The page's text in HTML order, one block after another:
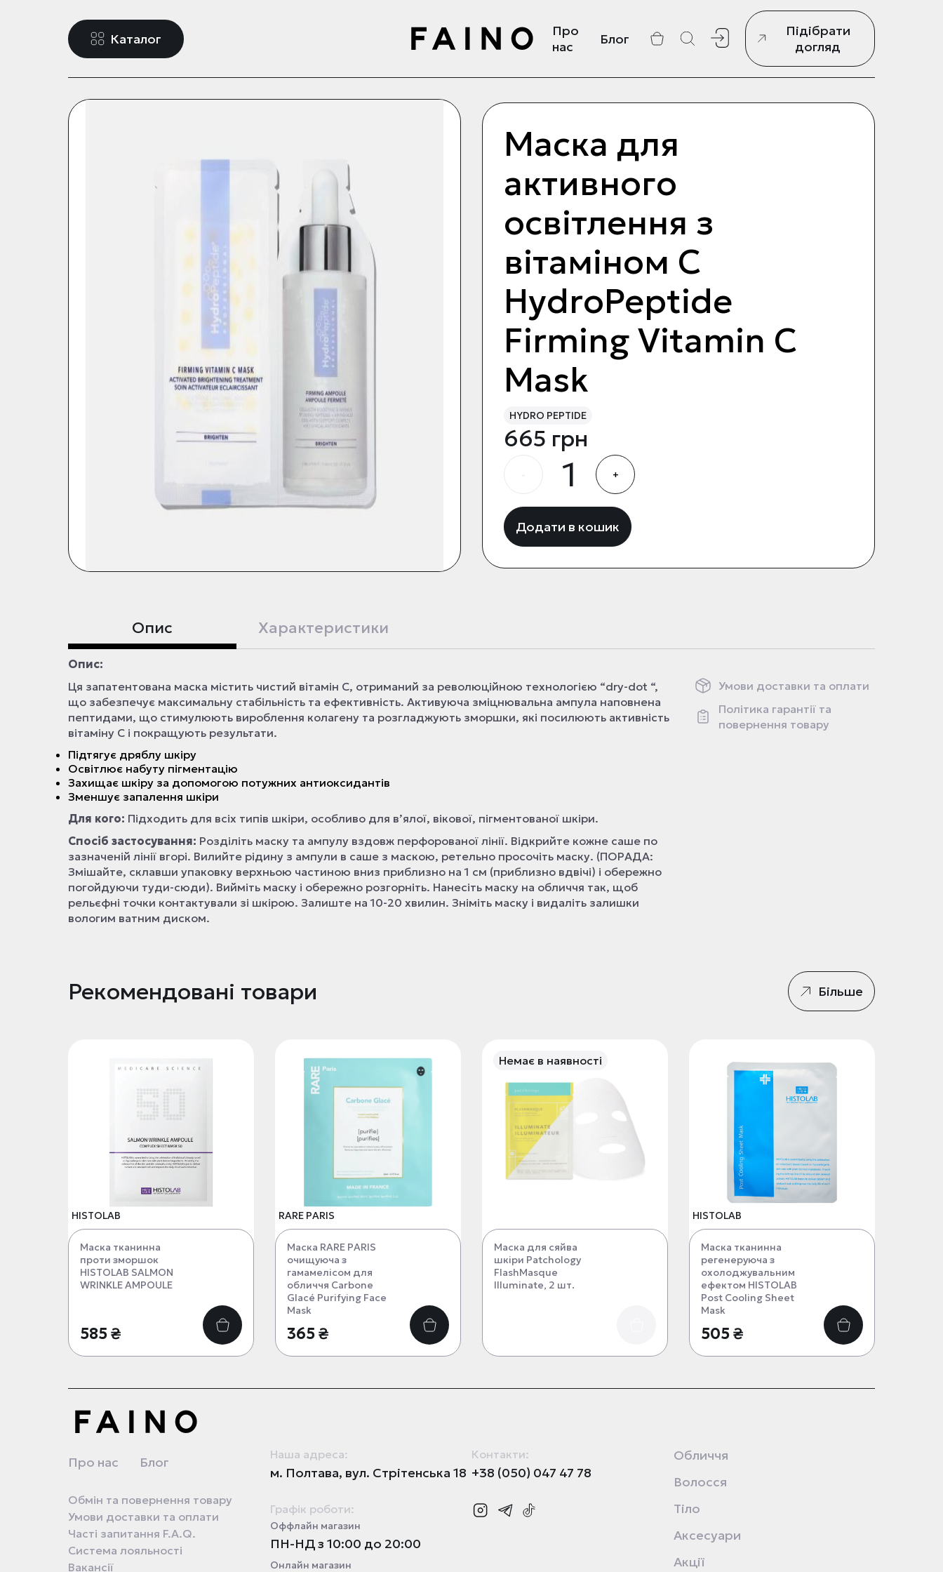
Каталог
Про
нас
Блог
Підібрати
догляд
Маска для
активного
освітлення з
вітаміном С
HydroPeptide
Firming Vitamin C
Mask
HYDRO PEPTIDE
665 грн
+
Додати в кошик
Опис Характеристики
Опис:
Ця запатентована маска містить чистий вітамін С, отриманий за революційною технологією “dry-dot “,
що забезпечує максимальну стабільність та ефективність. Активуюча зміцнювальна ампула наповнена
пептидами, що стимулюють вироблення колагену та розгладжують зморшки, які посилюють активність
вітаміну С і покращують результати.
Підтягує дряблу шкіру
Освітлює набуту пігментацію
Захищає шкіру за допомогою потужних антиоксидантів
Зменшує запалення шкіри
Для кого: Підходить для всіх типів шкіри, особливо для вʼялої, вікової, пігментованої шкіри.
Спосіб застосування: Розділіть маску та ампулу вздовж перфорованої лінії. Відкрийте кожне саше по
зазначеній лінії вгорі. Вилийте рідину з ампули в саше з маскою, ретельно просочіть маску. (ПОРАДА:
Змішайте, склавши упаковку верхньою частиною вниз приблизно на 1 см (приблизно вдвічі) і обережно
погойдуючи туди-сюди). Вийміть маску і обережно розгорніть. Нанесіть маску на обличчя так, щоб
рельєфні точки контактували зі шкірою. Залиште на 10-20 хвилин. Зніміть маску і видаліть залишки
вологим ватним диском.
Умови доставки та оплати
Політика гарантії та
повернення товару
Рекомендовані товари Більше
HISTOLAB
Маска тканинна
проти зморшок
HISTOLAB SALMON
WRINKLE AMPOULE
585 ₴
RARE PARIS
Маска RARE PARIS
очищуюча з
гамамелісом для
обличчя Carbone
Glacé Purifying Face
Mask
365 ₴
Немає в наявності
Маска для сяйва
шкіри Patchology
FlashMasque
Illuminate, 2 шт.
HISTOLAB
Маска тканинна
регенеруюча з
охолоджувальним
ефектом HISTOLAB
Post Cooling Sheet
Mask
505 ₴
Про нас Блог
Обмін та повернення товару
Умови доставки та оплати
Часті запитання F.A.Q.
Система лояльності
Вакансії
Наша адреса:
м. Полтава, вул. Стрітенська 18
Графік роботи:
Оффлайн магазин
ПН-НД з 10:00 до 20:00
Онлайн магазин
Контакти:
+38 (050) 047 47 78
Обличчя
Волосся
Тіло
Аксесуари
Акції